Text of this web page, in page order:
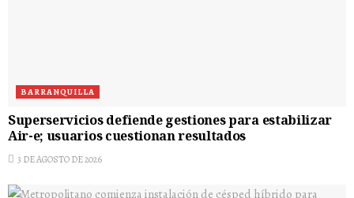
BARRANQUILLA
Superservicios defiende gestiones para estabilizar
Air-e; usuarios cuestionan resultados
3 DE AGOSTO DE 2026